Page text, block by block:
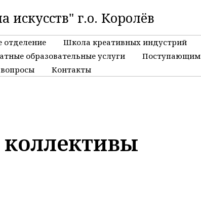
г.о. Королёв
отделение Школа креативных индустрий
образовательные услуги Поступающим
Контакты